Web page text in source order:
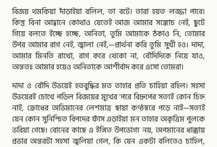
বিজয় থমকিয়া দাঁড়াইয়া বলিল, তা বটে। তারা হয়ত লজ্জা পাবে।
কিন্তু বিনা আহ্বানে কোথাও যেতেই আজ আমার সঙ্কোচ নেই, ছুটে
গিয়ে বলতে ইচ্ছে হচ্ছে, অনিতা, তুমি আমাকে ঠকাও নি, তোমার
উপর আমার রাগ নেই, জ্বালা নেই,—প্রার্থনা করি তুমি সুখী হও। দাদা,
আমার মিনতি রাখো, রাগ করে থেকো না, বৌদিদিকে নিয়ে যাও,
অন্ততঃ আমার হয়েও অনিতাকে আশীর্বাদ করে এসো তোমরা।
দাদা ও বৌদি উভয়েই হতবুদ্ধির মত তাহার প্রতি চাহিয়া রহিল। সহসা
উভয়েরই চোখে পড়িল বিজয়ের মুখের ’পরে বিদ্রূপের সত্যই কোন চিহ্ন
নাই, ক্রোধের অভিমানের লেশমাত্র ছায়া কণ্ঠস্বরে পড়ে নাই—সত্যই
যেন কোন সুনিশ্চিত বিপদের ফাঁস এড়াইয়া মন তাহার অকৃত্রিম পুলকে
ভরিয়া গেছে। বোনের কাছে এ ইঙ্গিত উপভোগ্য নয়, অপমানের ধাক্কায়
প্রভার অন্তরটা সহসা জ্বলিয়া গেল, কি যেন একটা বলিতেও চাহিল,